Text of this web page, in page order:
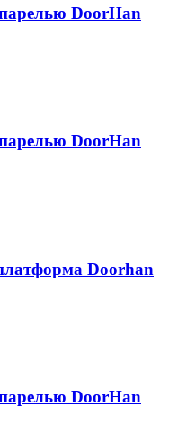
DoorHan
DoorHan
Doorhan
DoorHan